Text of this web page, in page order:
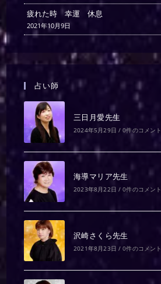
疲れた時 幸運 休息
2021年10月9日
占い師
三日月愛先生
2024年5月29日 / 0件のコメント
海導マリア先生
2023年8月22日 / 0件のコメント
沢崎さくら先生
2021年8月23日 / 0件のコメント